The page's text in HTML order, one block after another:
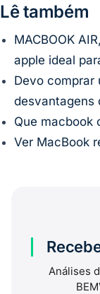
Lê também
MACBOOK
apple ideal
Devo comprar
desvantagens
Que macbook
Ver MacBook
Análises